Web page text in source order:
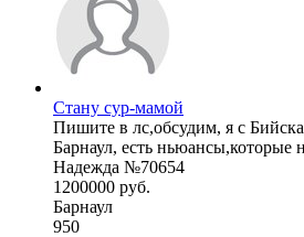
Стану сур-мамой
Пишите в лс,обсудим, я с
Барнаул, есть ньюансы,которые
Надежда №70654
1200000 руб.
Барнаул
950